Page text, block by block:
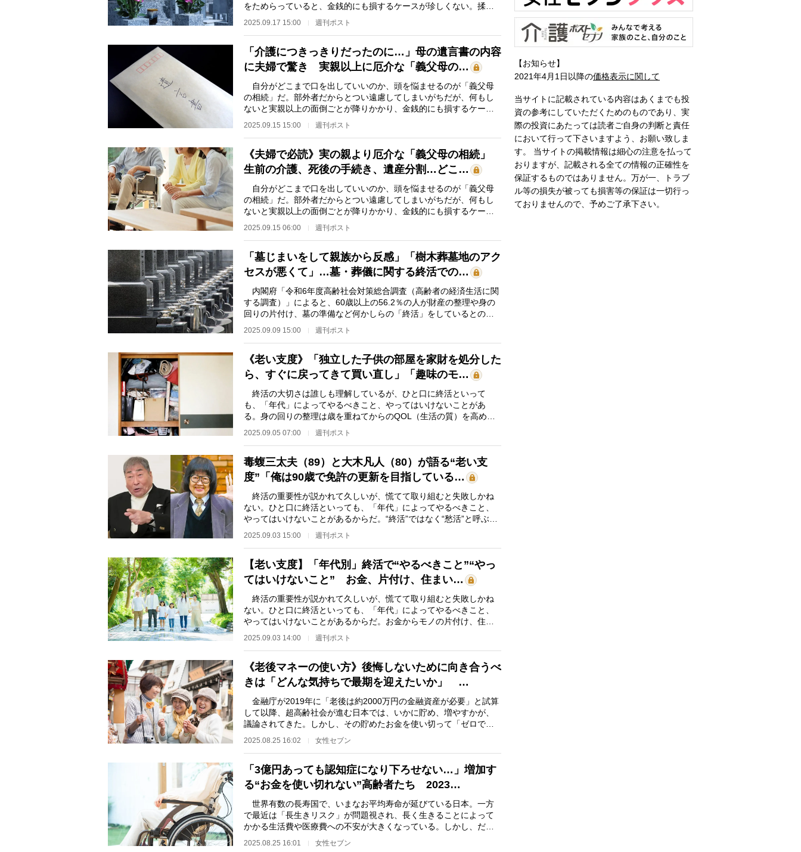
をためらっていると、金銭的にも損するケースが珍しくない。揉め
ずにお墓や葬儀の手…
2025.09.17 15:00 週刊ポスト
「介護につきっきりだったのに…」母の遺言書の内容
に夫婦で驚き 実親以上に厄介な「義父母の…
自分がどこまで口を出していいのか、頭を悩ませるのが「義父母
の相続」だ。部外者だからとつい遠慮してしまいがちだが、何もし
ないと実親以上の面倒ごとが降りかかり、金銭的にも損するケース
が珍しくない。揉め…
2025.09.15 15:00 週刊ポスト
《夫婦で必読》実の親より厄介な「義父母の相続」
生前の介護、死後の手続き、遺産分割…どこ…
自分がどこまで口を出していいのか、頭を悩ませるのが「義父母
の相続」だ。部外者だからとつい遠慮してしまいがちだが、何もし
ないと実親以上の面倒ごとが降りかかり、金銭的にも損するケース
が珍しくない。揉め…
2025.09.15 06:00 週刊ポスト
「墓じまいをして親族から反感」「樹木葬墓地のアク
セスが悪くて」…墓・葬儀に関する終活での…
内閣府「令和6年度高齢社会対策総合調査（高齢者の経済生活に関
する調査）」によると、60歳以上の56.2％の人が財産の整理や身の
回りの片付け、墓の準備など何かしらの「終活」をしているとの結
果になった。ただ、…
2025.09.09 15:00 週刊ポスト
《老い支度》「独立した子供の部屋を家財を処分した
ら、すぐに戻ってきて買い直し」「趣味のモ…
終活の大切さは誰しも理解しているが、ひと口に終活といって
も、「年代」によってやるべきこと、やってはいけないことがあ
る。身の回りの整理は歳を重ねてからのQOL（生活の質）を高める
ために重要だ。高齢者を支…
2025.09.05 07:00 週刊ポスト
毒蝮三太夫（89）と大木凡人（80）が語る“老い支
度”「俺は90歳で免許の更新を目指している…
終活の重要性が説かれて久しいが、慌てて取り組むと失敗しかね
ない。ひと口に終活といっても、「年代」によってやるべきこと、
やってはいけないことがあるからだ。“終活”ではなく“愁活”と呼ぶ
内閣府「令和6年度…
2025.09.03 15:00 週刊ポスト
【老い支度】「年代別」終活で“やるべきこと”“やっ
てはいけないこと” お金、片付け、住まい…
終活の重要性が説かれて久しいが、慌てて取り組むと失敗しかね
ない。ひと口に終活といっても、「年代」によってやるべきこと、
やってはいけないことがあるからだ。お金からモノの片付け、住ま
い、葬儀・墓まで老…
2025.09.03 14:00 週刊ポスト
《老後マネーの使い方》後悔しないために向き合うべ
きは「どんな気持ちで最期を迎えたいか」 …
金融庁が2019年に「老後は約2000万円の金融資産が必要」と試算
して以降、超高齢社会が進む日本では、いかに貯め、増やすかが、
議論されてきた。しかし、その貯めたお金を使い切って「ゼロで死
ぬ」人は極めて少な…
2025.08.25 16:02 女性セブン
「3億円あっても認知症になり下ろせない…」増加す
る“お金を使い切れない”高齢者たち 2023…
世界有数の長寿国で、いまなお平均寿命が延びている日本。一方
で最近は「長生きリスク」が問題視され、長く生きることによって
かかる生活費や医療費への不安が大きくなっている。しかし、だか
らといって年を重ね…
2025.08.25 16:01 女性セブン
【お知らせ】
2021年4月1日以降の価格表示に関して
当サイトに記載されている内容はあくまでも投
資の参考にしていただくためのものであり、実
際の投資にあたっては読者ご自身の判断と責任
において行って下さいますよう、お願い致しま
す。 当サイトの掲載情報は細心の注意を払って
おりますが、記載される全ての情報の正確性を
保証するものではありません。万が一、トラブ
ル等の損失が被っても損害等の保証は一切行っ
ておりませんので、予めご了承下さい。